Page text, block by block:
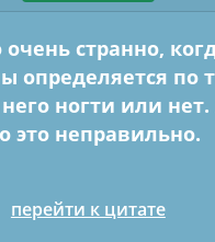
странно,
определяется по
ногти или
это неправильно.
перейти к цитате